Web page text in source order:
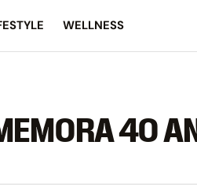
WELLNESS
40